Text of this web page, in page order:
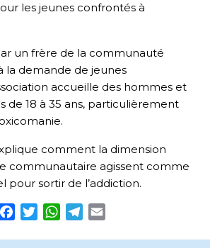
les jeunes confrontés à
un frère de la communauté
la demande de jeunes
accueille des hommes et
de 18 à 35 ans, particulièrement
comment la dimension
communautaire agissent comme
pour sortir de l’addiction.
Facebook
TwitterWhatsApp
Telegram